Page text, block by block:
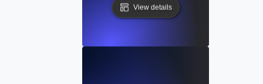
View details